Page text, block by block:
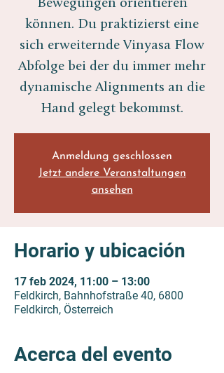
Bewegungen orientieren
können. Du praktizierst eine
sich erweiternde Vinyasa Flow
Abfolge bei der du immer mehr
dynamische Alignments an die
Hand gelegt bekommst.
Anmeldung geschlossen
Jetzt andere Veranstaltungen
ansehen
Horario y ubicación
17 feb 2024, 11:00 – 13:00
Feldkirch, Bahnhofstraße 40, 6800
Feldkirch, Österreich
Acerca del evento